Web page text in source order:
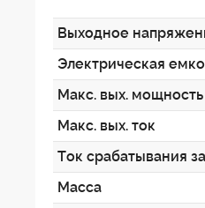
Выходное
Электрическая
Макс. вых. мощность
Макс. вых. ток
Ток срабатывания
Масса